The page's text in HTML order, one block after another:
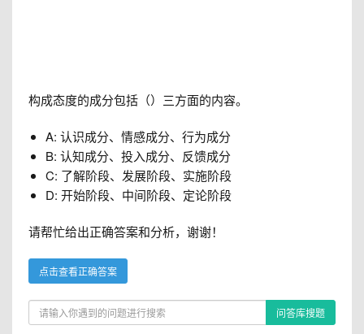
构成态度的成分包括（）三方面的内容。
A: 认识成分、情感成分、行为成分
B: 认知成分、投入成分、反馈成分
C: 了解阶段、发展阶段、实施阶段
D: 开始阶段、中间阶段、定论阶段
请帮忙给出正确答案和分析，谢谢！
点击查看正确答案
问答库搜题